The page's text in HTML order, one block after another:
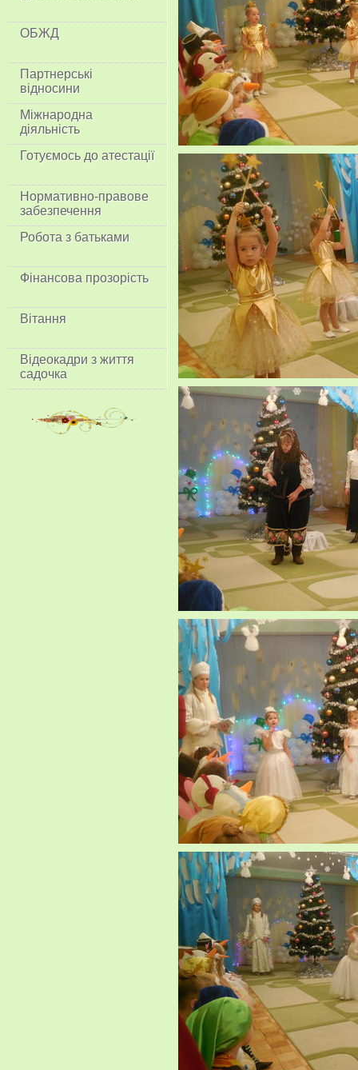
ОБЖД
Партнерські
відносини
Міжнародна
діяльність
Готуємось до атестації
Нормативно-правове
забезпечення
Робота з батьками
Фінансова прозорість
Вітання
Відеокадри з життя
садочка